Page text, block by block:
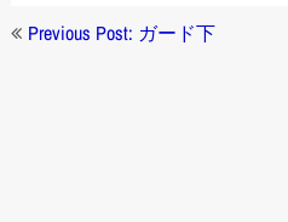
投Previous Post: ガード下